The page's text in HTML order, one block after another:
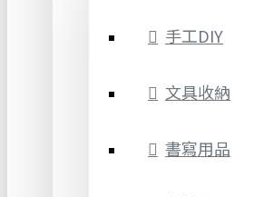
手工DIY
文具收納
書寫用品